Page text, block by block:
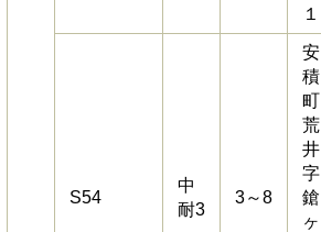
１
S54
中
耐3
3～8
安
積
町
荒
井
字
鎗
ヶ